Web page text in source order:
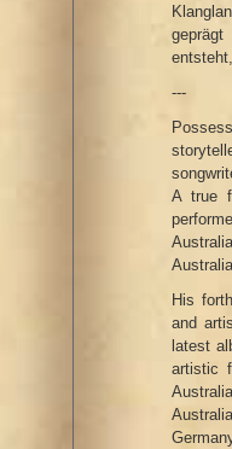
---
A true
His
and
latest
artistic